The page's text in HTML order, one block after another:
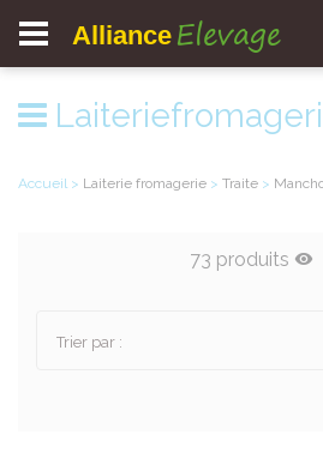
Alliance Elevage
Accueil > Laiterie fromagerie > Traite >
73 produits
Trier par :